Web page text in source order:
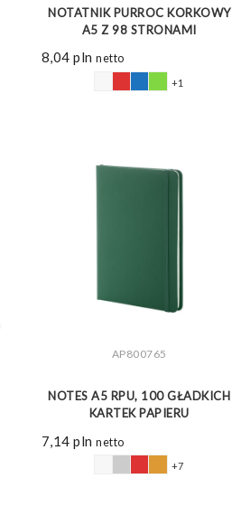
NOTATNIK PURROC KORKOWY
A5 Z 98 STRONAMI
8,04pln netto
+1
ZOBACZ WIĘCEJ
AP800765
NOTES A5 RPU, 100 GŁADKICH
KARTEK PAPIERU
7,14pln netto
+7